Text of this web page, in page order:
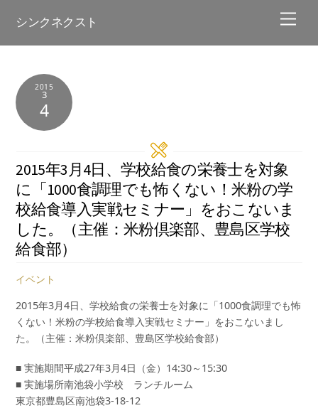
シンクネクスト
2015
3
4
2015年3月4日、学校給食の栄養士を対象
に「1000食調理でも怖くない！米粉の学
校給食導入実戦セミナー」をおこないま
した。（主催：米粉倶楽部、豊島区学校
給食部）
イベント
2015年3月4日、学校給食の栄養士を対象に「1000食調理でも怖
くない！米粉の学校給食導入実戦セミナー」をおこないまし
た。（主催：米粉倶楽部、豊島区学校給食部）
■ 実施期間平成27年3月4日（金）14:30～15:30
■ 実施場所南池袋小学校 ランチルーム
東京都豊島区南池袋3-18-12